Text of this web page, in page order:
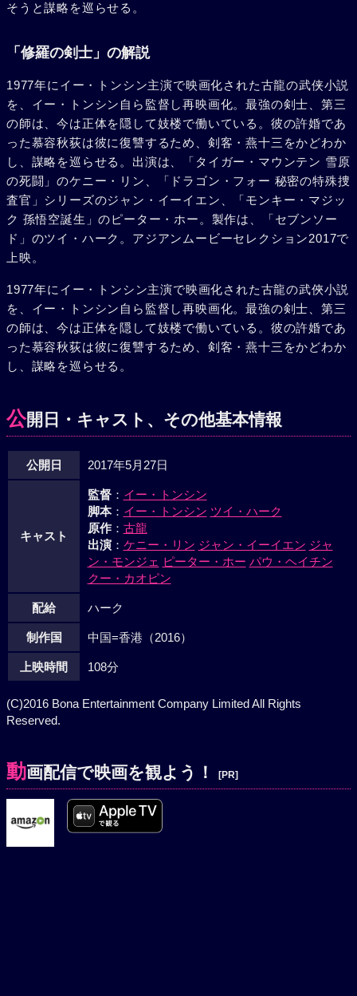
そうと謀略を巡らせる。
「修羅の剣士」の解説
1977年にイー・トンシン主演で映画化された古龍の武侠小説
を、イー・トンシン自ら監督し再映画化。最強の剣士、第三
の師は、今は正体を隠して妓楼で働いている。彼の許婚であ
った慕容秋荻は彼に復讐するため、剣客・燕十三をかどわか
し、謀略を巡らせる。出演は、「タイガー・マウンテン 雪原
の死闘」のケニー・リン、「ドラゴン・フォー 秘密の特殊捜
査官」シリーズのジャン・イーイエン、「モンキー・マジッ
ク 孫悟空誕生」のピーター・ホー。製作は、「セブンソー
ド」のツイ・ハーク。アジアンムービーセレクション2017で
上映。
1977年にイー・トンシン主演で映画化された古龍の武俠小説
を、イー・トンシン自ら監督し再映画化。最強の剣士、第三
の師は、今は正体を隠して妓楼で働いている。彼の許婚であ
った慕容秋荻は彼に復讐するため、剣客・燕十三をかどわか
し、謀略を巡らせる。
公開日・キャスト、その他基本情報
公開日 2017年5月27日
キャスト
監督： イー・トンシン
脚本： イー・トンシン ツイ・ハーク
原作： 古龍
出演： ケニー・リン ジャン・イーイエン ジャ
ン・モンジェ ピーター・ホー パウ・ヘイチン
クー・カオピン
配給 ハーク
制作国 中国=香港（2016）
上映時間 108分
(C)2016 Bona Entertainment Company Limited All Rights
Reserved.
動画配信で映画を観よう！ [PR]